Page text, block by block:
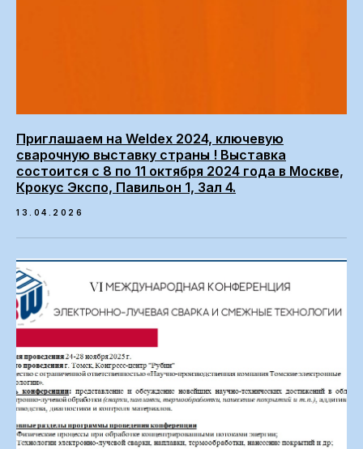
Приглашаем на Weldex 2024, ключевую
сварочную выставку страны ! Выставка
состоится с 8 по 11 октября 2024 года в Москве,
Крокус Экспо, Павильон 1, Зал 4.
13.04.2026